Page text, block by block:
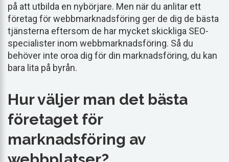
på att utbilda en nybörjare. Men när du anlitar ett
företag för webbmarknadsföring ger de dig de bästa
tjänsterna eftersom de har mycket skickliga SEO-
specialister inom webbmarknadsföring. Så du
behöver inte oroa dig för din marknadsföring, du kan
bara lita på byrån.
Hur väljer man det bästa
företaget för
marknadsföring av